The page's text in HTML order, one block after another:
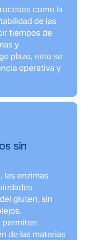
como la
de las
tiempos de
y
plazo, esto se
operativa y
sin
las enzimas
gluten, sin
permiten
de las materias